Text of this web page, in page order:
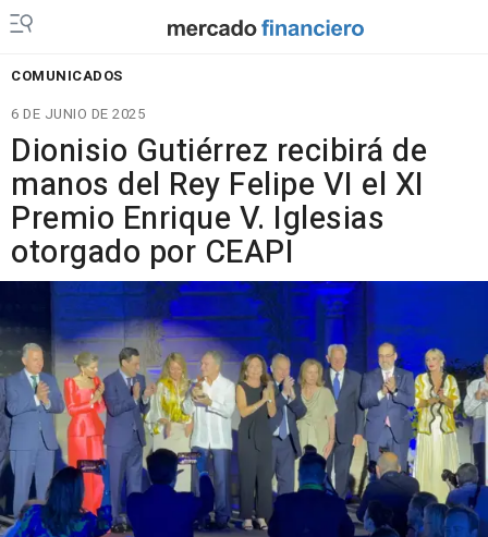
COMUNICADOS
6 DE JUNIO DE 2025
Dionisio Gutiérrez recibirá de
manos del Rey Felipe VI el XI
Premio Enrique V. Iglesias
otorgado por CEAPI